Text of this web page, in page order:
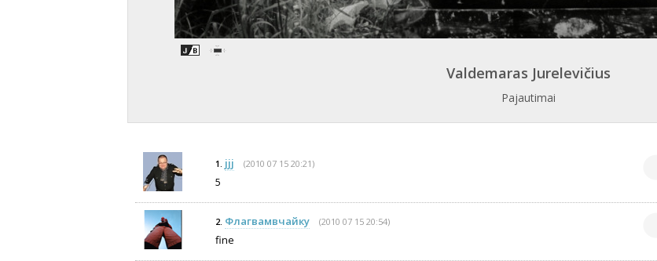
Valdemaras Jurelevičius
Pajautimai
1. jjj (2010 07 15 20:21)
5
2. Флагвамвчaйку (2010 07 15 20:54)
fine